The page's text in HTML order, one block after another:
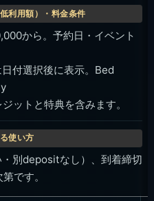
から。予約日・イベント
付選択後に表示。Bed
ットと特典を含みます。
別depositなし）、到着締切
です。